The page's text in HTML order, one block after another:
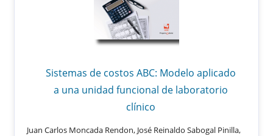
Sistemas de costos ABC: Modelo aplicado
a una unidad funcional de laboratorio
clínico
Juan Carlos Moncada Rendon, José Reinaldo Sabogal Pinilla,